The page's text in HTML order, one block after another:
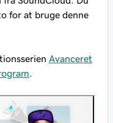
for at bruge denne
Avanceret